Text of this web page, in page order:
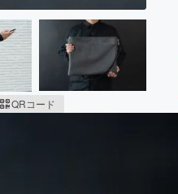
QRコード